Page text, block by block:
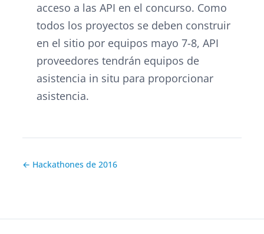
acceso a las API en el concurso. Como
todos los proyectos se deben construir
en el sitio por equipos mayo 7-8, API
proveedores tendrán equipos de
asistencia in situ para proporcionar
asistencia.
← Hackathones de 2016